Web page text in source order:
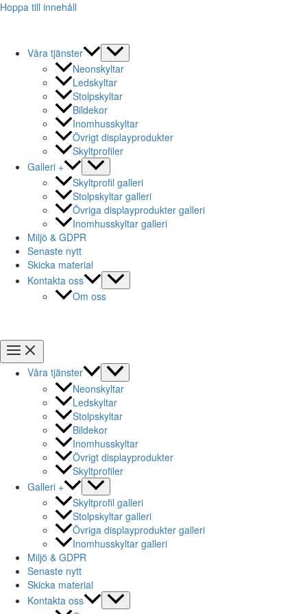
Hoppa till innehåll
Våra tjänster
Neonskyltar
Ledskyltar
Stolpskyltar
Bildekor
Inomhusskyltar
Övrigt displayprodukter
Skyltprofiler
Galleri +
Skyltprofil galleri
Stolpskyltar galleri
Övriga displayprodukter galleri
Inomhusskyltar galleri
Miljö & GDPR
Senaste nytt
Skicka material
Kontakta oss
Om oss
Våra tjänster
Neonskyltar
Ledskyltar
Stolpskyltar
Bildekor
Inomhusskyltar
Övrigt displayprodukter
Skyltprofiler
Galleri +
Skyltprofil galleri
Stolpskyltar galleri
Övriga displayprodukter galleri
Inomhusskyltar galleri
Miljö & GDPR
Senaste nytt
Skicka material
Kontakta oss